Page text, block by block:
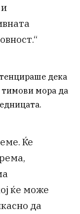
дека
тимови мора да
Ќе
ќе може
да